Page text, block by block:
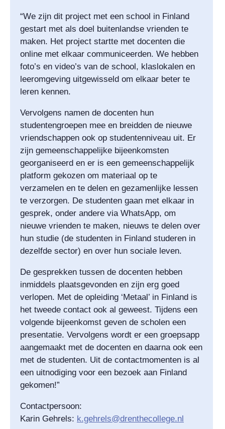
“We zijn dit project met een school in Finland
gestart met als doel buitenlandse vrienden te
maken. Het project startte met docenten die
online met elkaar communiceerden. We hebben
foto’s en video’s van de school, klaslokalen en
leeromgeving uitgewisseld om elkaar beter te
leren kennen.
Vervolgens namen de docenten hun
studentengroepen mee en breidden de nieuwe
vriendschappen ook op studentenniveau uit. Er
zijn gemeenschappelijke bijeenkomsten
georganiseerd en er is een gemeenschappelijk
platform gekozen om materiaal op te
verzamelen en te delen en gezamenlijke lessen
te verzorgen. De studenten gaan met elkaar in
gesprek, onder andere via WhatsApp, om
nieuwe vrienden te maken, nieuws te delen over
hun studie (de studenten in Finland studeren in
dezelfde sector) en over hun sociale leven.
De gesprekken tussen de docenten hebben
inmiddels plaatsgevonden en zijn erg goed
verlopen. Met de opleiding ‘Metaal’ in Finland is
het tweede contact ook al geweest. Tijdens een
volgende bijeenkomst geven de scholen een
presentatie. Vervolgens wordt er een groepsapp
aangemaakt met de docenten en daarna ook een
met de studenten. Uit de contactmomenten is al
een uitnodiging voor een bezoek aan Finland
gekomen!”
Contactpersoon:
Karin Gehrels: k.gehrels@drenthecollege.nl